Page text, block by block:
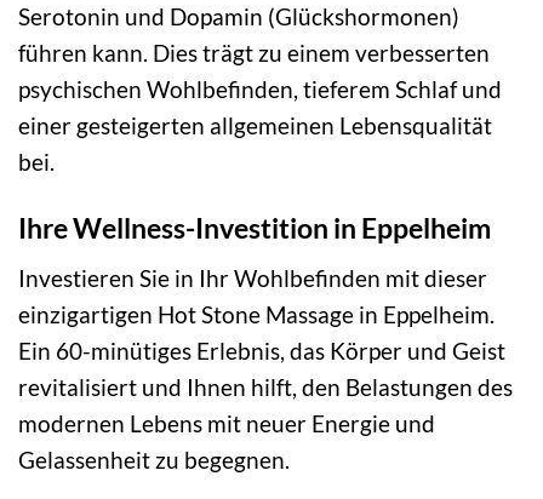
Serotonin und Dopamin (Glückshormonen)
führen kann. Dies trägt zu einem verbesserten
psychischen Wohlbefinden, tieferem Schlaf und
einer gesteigerten allgemeinen Lebensqualität
bei.
Ihre Wellness-Investition in Eppelheim
Investieren Sie in Ihr Wohlbefinden mit dieser
einzigartigen Hot Stone Massage in Eppelheim.
Ein 60-minütiges Erlebnis, das Körper und Geist
revitalisiert und Ihnen hilft, den Belastungen des
modernen Lebens mit neuer Energie und
Gelassenheit zu begegnen.